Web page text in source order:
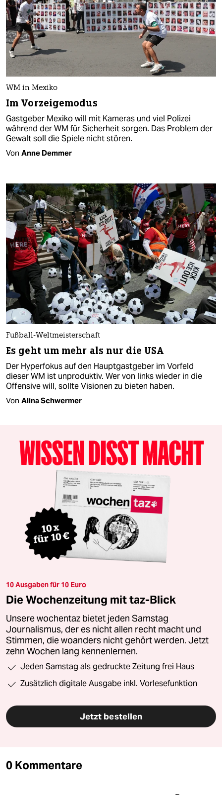
WM in Mexiko
Im Vorzeigemodus
Gastgeber Mexiko will mit Kameras und viel Polizei
während der WM für Sicherheit sorgen. Das Problem der
Gewalt soll die Spiele nicht stören.
Von Anne Demmer
Fußball-Weltmeisterschaft
Es geht um mehr als nur die USA
Der Hyperfokus auf den Hauptgastgeber im Vorfeld
dieser WM ist unproduktiv. Wer von links wieder in die
Offensive will, sollte Visionen zu bieten haben.
Von Alina Schwermer
10 Ausgaben für 10 Euro
Die Wochenzeitung mit taz-Blick
Unsere wochentaz bietet jeden Samstag
Journalismus, der es nicht allen recht macht und
Stimmen, die woanders nicht gehört werden. Jetzt
zehn Wochen lang kennenlernen.
Jeden Samstag als gedruckte Zeitung frei Haus
Zusätzlich digitale Ausgabe inkl. Vorlesefunktion
Jetzt bestellen
0 Kommentare